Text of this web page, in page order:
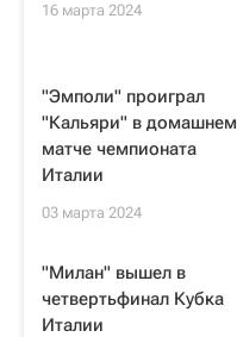
16 марта 2024
"Эмполи" проиграл
"Кальяри" в домашнем
матче чемпионата
Италии
03 марта 2024
"Милан" вышел в
четвертьфинал Кубка
Италии